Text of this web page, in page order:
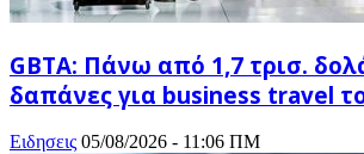
GBTA: Πάνω από 1,7 τρισ.
δαπάνες για business travel
Ειδησεις 05/08/2026 - 11:06 ΠΜ